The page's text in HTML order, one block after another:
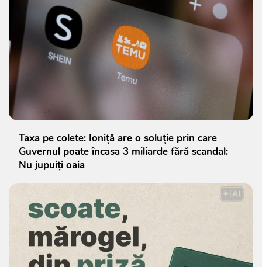
Taxa pe colete: Ioniță are o soluție prin care
Guvernul poate încasa 3 miliarde fără scandal:
Nu jupuiți oaia